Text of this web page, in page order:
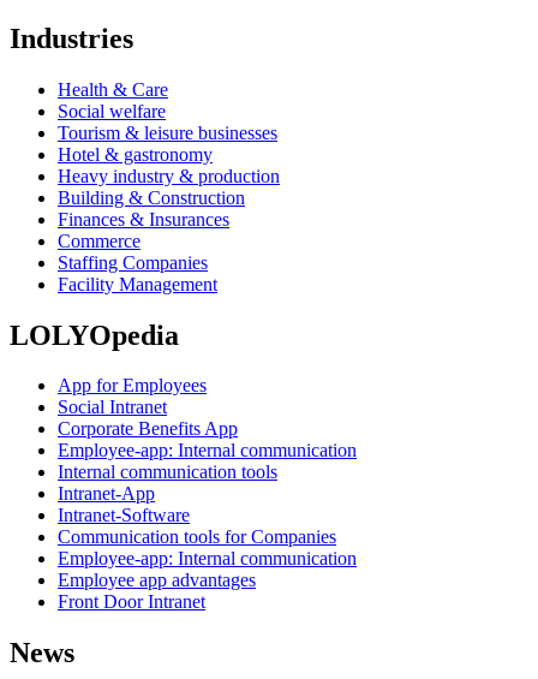
Industries
Health & Care
Social welfare
Tourism & leisure businesses
Hotel & gastronomy
Heavy industry & production
Building & Construction
Finances & Insurances
Commerce
Staffing Companies
Facility Management
LOLYOpedia
App for Employees
Social Intranet
Corporate Benefits App
Employee-app: Internal communication
Internal communication tools
Intranet-App
Intranet-Software
Communication tools for Companies
Employee-app: Internal communication
Employee app advantages
Front Door Intranet
News